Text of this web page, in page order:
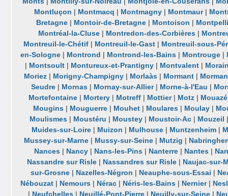
Montluçon | Montmacq | Montmagny| Montmaur|
Bretagne | Montoir-de-Bretagne | Montoison |
Montréal-la-Cluse| Montredon-des-Corbières|
Montreuil-le-Chétif | Montreuil-le-Gast | Montreuil-sous-
en-Sologne | Montrond | Montrond-les-Bains | Montrouge |
| Montsoult| Montureux-et-Prantigny| Montvalent|
Moriez| Morigny-Champigny| Morlaàs| Mormant|
Seudre | Mornas | Mornay-sur-Allier| Morne-à-l'Eau |
Mortefontaine| Mortery| Motreff| Mottier| Motz| Mouazé
Mougins | Mouguerre | Mouhet | Moulares | Moulay |
Moulismes | Moustéru | Moustey | Moustoir-Ac | Mouzeil
Muides-sur-Loire | Muizon | Mulhouse | Muntzenheim |
Mussey-sur-Marne | Mussy-sur-Seine | Mutzig |
Nances | Nancy | Nans-les-Pins | Nanterre | Nantes |
Nassandre sur Risle | Nassandres sur Risle | Naujac-sur-
sur-Grosne | Nazelles-Négron | Neauphe-sous-Essai |
Nébouzat | Nemours | Nérac | Néris-les-Bains | Nernier|
| Neufchelles| Neuillé-Pont-Pierre| Neuilly-sur-Seine|